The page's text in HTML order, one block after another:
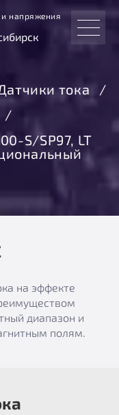
и напряжения
тока
S/SP97, LT
на эффекте
диапазон и
полям.